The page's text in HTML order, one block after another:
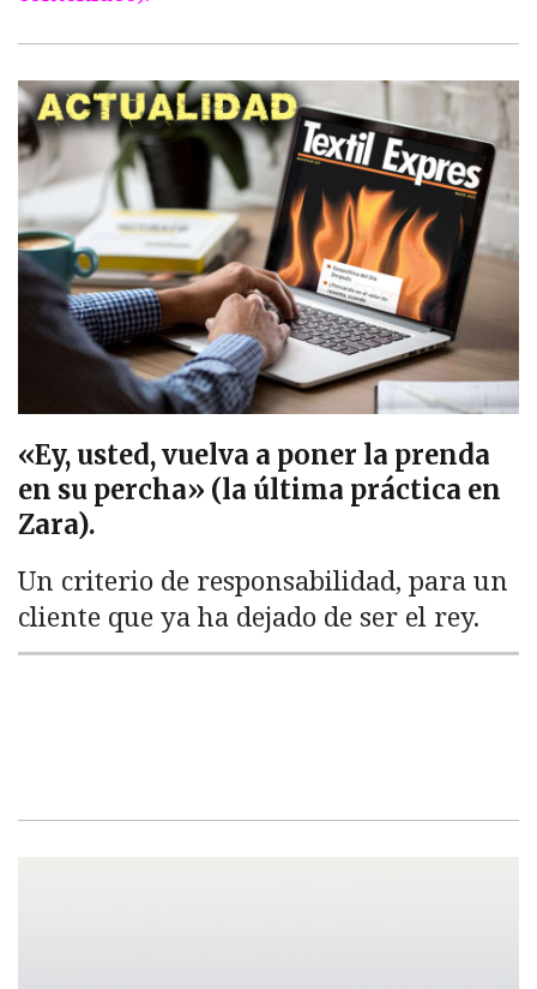
«Ey, usted, vuelva a poner la prenda
en su percha» (la última práctica en
Zara).
Un criterio de responsabilidad, para un
cliente que ya ha dejado de ser el rey.